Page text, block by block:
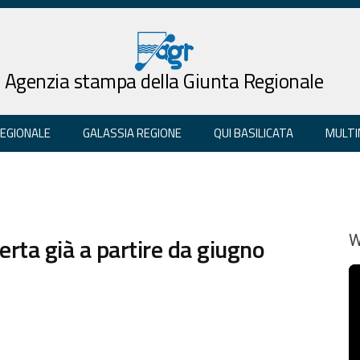
Agenzia stampa della Giunta Regionale
GALASSIA REGIONE QUI BASILICATA
già a partire da giugno